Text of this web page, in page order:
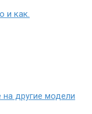
и как.
на другие модели